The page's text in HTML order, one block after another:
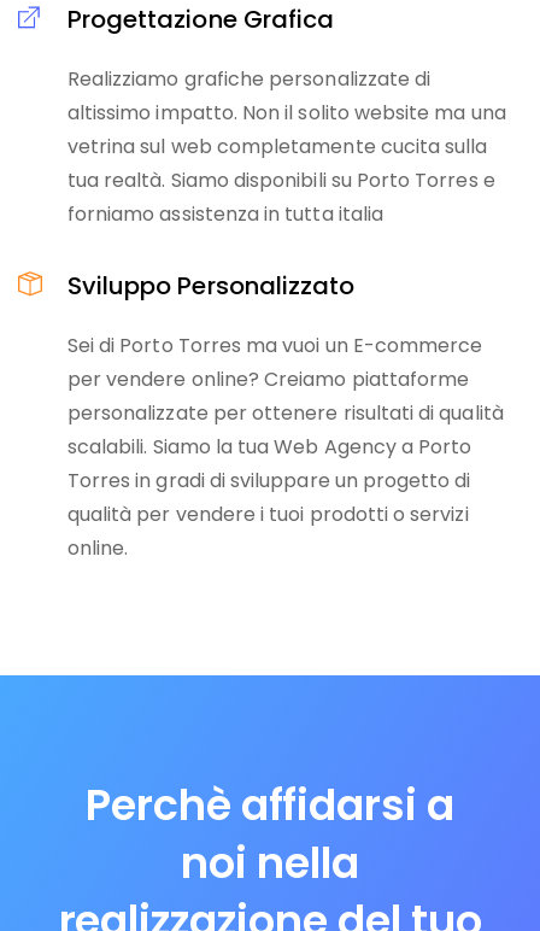
Progettazione Grafica
Realizziamo grafiche personalizzate di
altissimo impatto. Non il solito website ma una
vetrina sul web completamente cucita sulla
tua realtà. Siamo disponibili su Porto Torres e
forniamo assistenza in tutta italia
Sviluppo Personalizzato
Sei di Porto Torres ma vuoi un E-commerce
per vendere online? Creiamo piattaforme
personalizzate per ottenere risultati di qualità
scalabili. Siamo la tua Web Agency a Porto
Torres in gradi di sviluppare un progetto di
qualità per vendere i tuoi prodotti o servizi
online.
Perchè affidarsi a
noi nella